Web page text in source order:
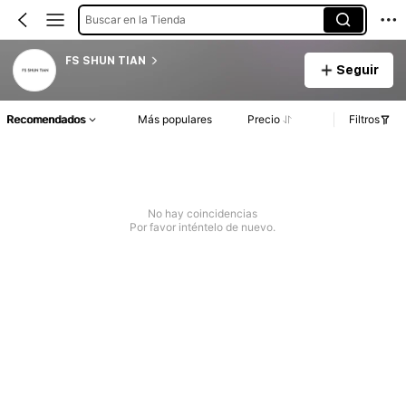
Buscar en la Tienda
FS SHUN TIAN
Seguir
Recomendados Más populares Precio Filtros
No hay coincidencias
Por favor inténtelo de nuevo.